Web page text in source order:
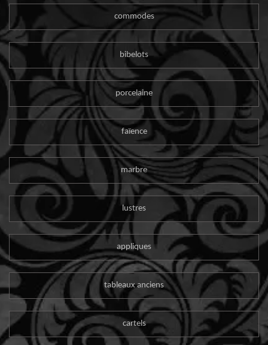
commodes
bibelots
porcelaine
faïence
marbre
lustres
appliques
tableaux anciens
cartels